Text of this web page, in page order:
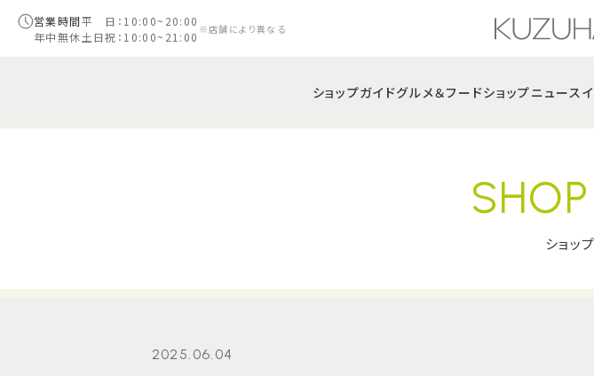
営業時間平 日：10:00~20:00
年中無休土日祝：10:00~21:00 ※店舗により異なる
ショップガイドグルメ＆フードショップニュース
ショッ
2025.06.04